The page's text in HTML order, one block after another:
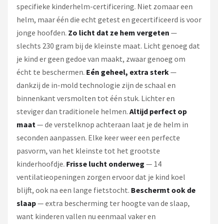
specifieke kinderhelm-certificering. Niet zomaar een
helm, maar één die echt getest en gecertificeerd is voor
jonge hoofden. Zo licht dat ze hem vergeten —
slechts 230 gram bij de kleinste maat. Licht genoeg dat
je kind er geen gedoe van maakt, zwaar genoeg om
écht te beschermen. Eén geheel, extra sterk—
dankzij de in-mold technologie zijn de schaal en
binnenkant versmolten tot één stuk. Lichter en
steviger dan traditionele helmen. Altijd perfect op
maat— de verstelknop achteraan laat je de helm in
seconden aanpassen. Elke keer weer een perfecte
pasvorm, van het kleinste tot het grootste
kinderhoofdje. Frisse lucht onderweg — 14
ventilatieopeningen zorgen ervoor dat je kind koel
blijft, ook na een lange fietstocht. Beschermt ook de
slaap— extra bescherming ter hoogte van de slaap,
want kinderen vallen nu eenmaal vaker en